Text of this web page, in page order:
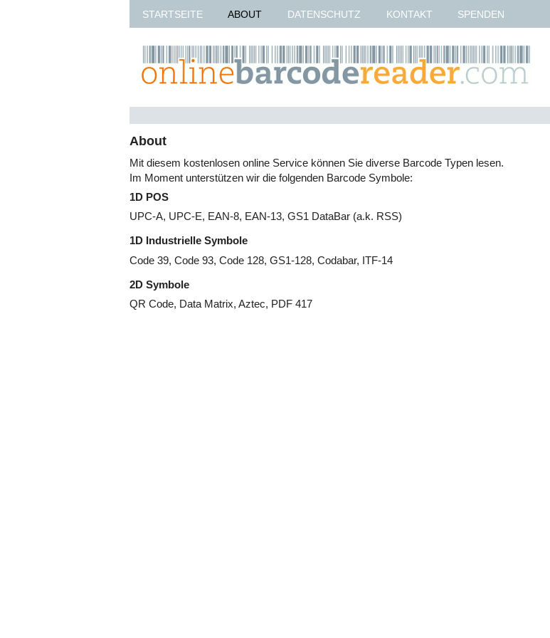
STARTSEITE ABOUT DATENSCHUTZ KONTAKT SPENDEN
About
Mit diesem kostenlosen online Service können Sie diverse Barcode Typen lesen.
Im Moment unterstützen wir die folgenden Barcode Symbole:
1D POS
UPC-A, UPC-E, EAN-8, EAN-13, GS1 DataBar (a.k. RSS)
1D Industrielle Symbole
Code 39, Code 93, Code 128, GS1-128, Codabar, ITF-14
2D Symbole
QR Code, Data Matrix, Aztec, PDF 417